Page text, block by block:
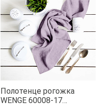
Полотенце рогожка
WENGE 60008-17